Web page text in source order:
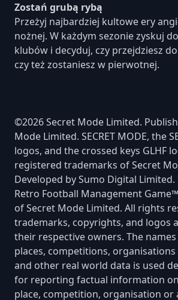
Zostań grubą rybą
Przeżyj najbardziej kultowe ery
nożnej. W każdym sezonie zyskuj
klubów i decyduj, czy przejdziesz
czy też zostaniesz w pierwotnej.
©2026 Secret Mode Limited.
Mode Limited. SECRET MODE, the
logos, and the crossed keys GLHF
registered trademarks of Secret
Developed by Sumo Digital
Retro Football Management
of Secret Mode Limited. All rights
trademarks, copyrights, and logos
their respective owners. The
places, competitions,
and other real world data is used
for reporting factual information
place, competition, organisation or